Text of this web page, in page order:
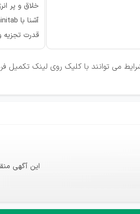
خلاق و پر
آشنا با minitab و ICDL
قدرت
می توانند با کلیک روی لینک تکمیل
این آگهی